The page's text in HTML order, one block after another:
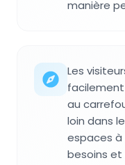
manière
Les
au
loin dans
espaces à
besoins et